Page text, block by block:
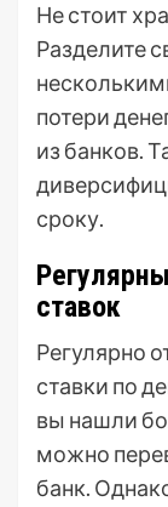
Не стоит
Разделите
потери
из банков.
сроку.
ставок
Регулярно
ставки по
вы нашли
можно
банк.